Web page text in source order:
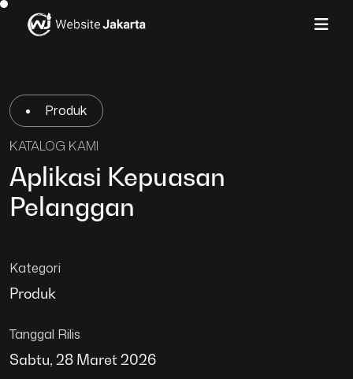
Produk
KATALOG KAMI
Aplikasi Kepuasan
Pelanggan
Kategori
Produk
Tanggal Rilis
Sabtu, 28 Maret 2026